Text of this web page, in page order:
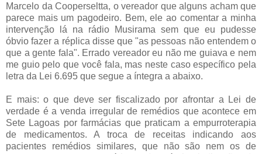
Marcelo da Cooperseltta, o vereador que alguns acham que
parece mais um pagodeiro. Bem, ele ao comentar a minha
intervenção lá na rádio Musirama sem que eu pudesse
óbvio fazer a réplica disse que "as pessoas não entendem o
que a gente fala". Errado vereador eu não me guiava e nem
me guio pelo que você fala, mas neste caso específico pela
letra da Lei 6.695 que segue a íntegra a abaixo.
E mais: o que deve ser fiscalizado por afrontar a Lei de
verdade é a venda irregular de remédios que acontece em
Sete Lagoas por farmácias que praticam a empurroterapia
de medicamentos. A troca de receitas indicando aos
pacientes remédios similares, que não são nem os de